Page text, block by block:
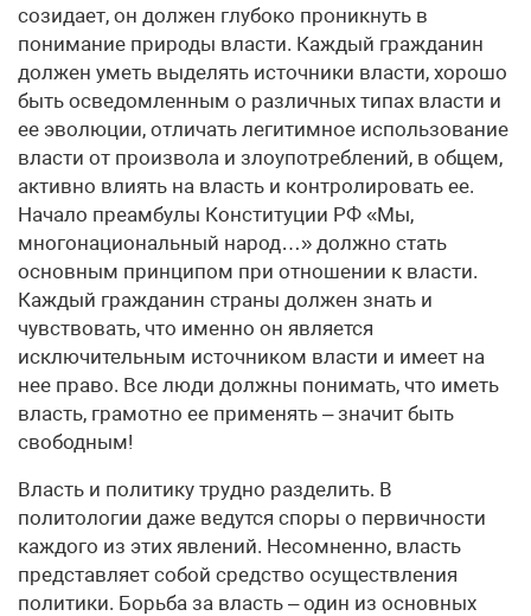
созидает, он должен глубоко проникнуть в
понимание природы власти. Каждый гражданин
должен уметь выделять источники власти, хорошо
быть осведомленным о различных типах власти и
ее эволюции, отличать легитимное использование
власти от произвола и злоупотреблений, в общем,
активно влиять на власть и контролировать ее.
Начало преамбулы Конституции РФ «Мы,
многонациональный народ…» должно стать
основным принципом при отношении к власти.
Каждый гражданин страны должен знать и
чувствовать, что именно он является
исключительным источником власти и имеет на
нее право. Все люди должны понимать, что иметь
власть, грамотно ее применять – значит быть
свободным!
Власть и политику трудно разделить. В
политологии даже ведутся споры о первичности
каждого из этих явлений. Несомненно, власть
представляет собой средство осуществления
политики. Борьба за власть – один из основных